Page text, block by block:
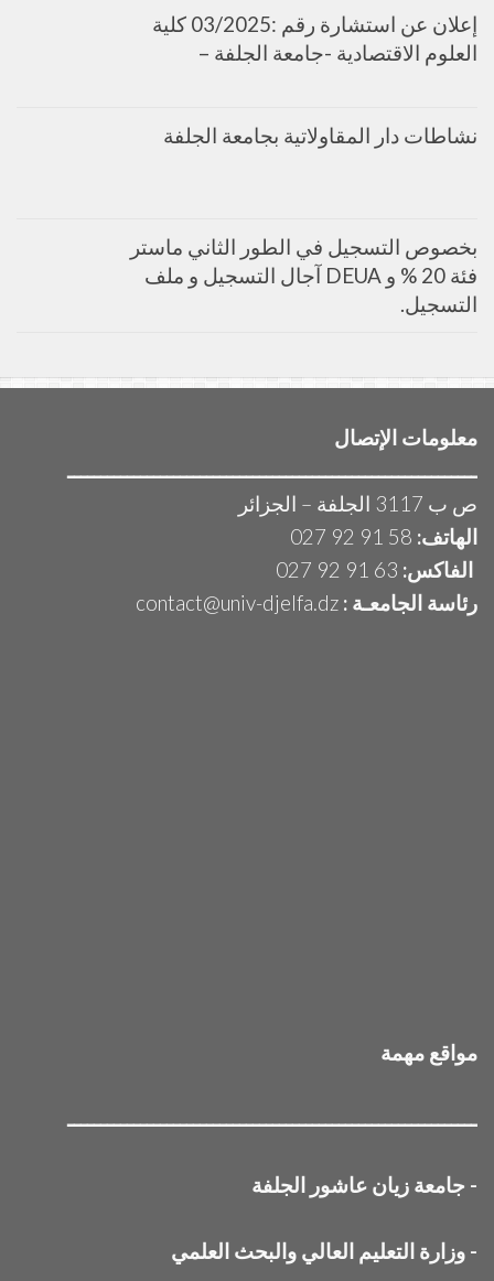
إعلان عن استشارة رقم :03/2025 كلية
العلوم الاقتصادية -جامعة الجلفة –
نشاطات دار المقاولاتية بجامعة الجلفة
بخصوص التسجيل في الطور الثاني ماستر
فئة 20 % و DEUA آجال التسجيل و ملف
التسجيل.
معلومات الإتصال
ــــــــــــــــــــــــــــــــــــــــــــــــــــــــــــــ
ص ب 3117 الجلفة – الجزائر
الهاتف:
الفاكس:
رئاسة الجامعـة : contact@univ-djelfa.dz
مواقع مهمة
ــــــــــــــــــــــــــــــــــــــــــــــــــــــــــــــ
- جامعة زيان عاشور الجلفة
- وزارة التعليم العالي والبحث العلمي